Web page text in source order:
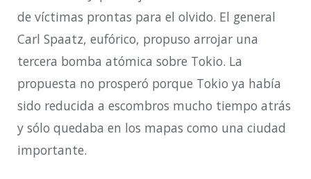
de víctimas prontas para el olvido. El general
Carl Spaatz, eufórico, propuso arrojar una
tercera bomba atómica sobre Tokio. La
propuesta no prosperó porque Tokio ya había
sido reducida a escombros mucho tiempo atrás
y sólo quedaba en los mapas como una ciudad
importante.